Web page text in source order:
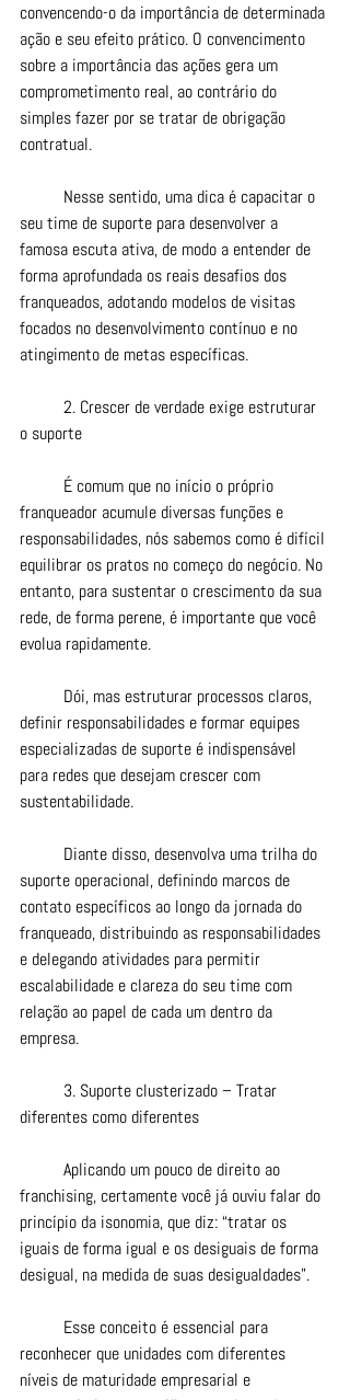
convencendo-o da importância de determinada
ação e seu efeito prático. O convencimento
sobre a importância das ações gera um
comprometimento real, ao contrário do
simples fazer por se tratar de obrigação
contratual.
seu time de suporte para desenvolver a
famosa escuta ativa, de modo a entender de
forma aprofundada os reais desafios dos
franqueados, adotando modelos de visitas
focados no desenvolvimento contínuo e no
atingimento de metas específicas.
o suporte
franqueador acumule diversas funções e
responsabilidades, nós sabemos como é difícil
equilibrar os pratos no começo do negócio. No
entanto, para sustentar o crescimento da sua
rede, de forma perene, é importante que você
evolua rapidamente.
definir responsabilidades e formar equipes
especializadas de suporte é indispensável
para redes que desejam crescer com
sustentabilidade.
suporte operacional, definindo marcos de
contato específicos ao longo da jornada do
franqueado, distribuindo as responsabilidades
e delegando atividades para permitir
escalabilidade e clareza do seu time com
relação ao papel de cada um dentro da
empresa.
diferentes como diferentes
franchising, certamente você já ouviu falar do
princípio da isonomia, que diz: “tratar os
iguais de forma igual e os desiguais de forma
desigual, na medida de suas desigualdades”.
reconhecer que unidades com diferentes
níveis de maturidade empresarial e